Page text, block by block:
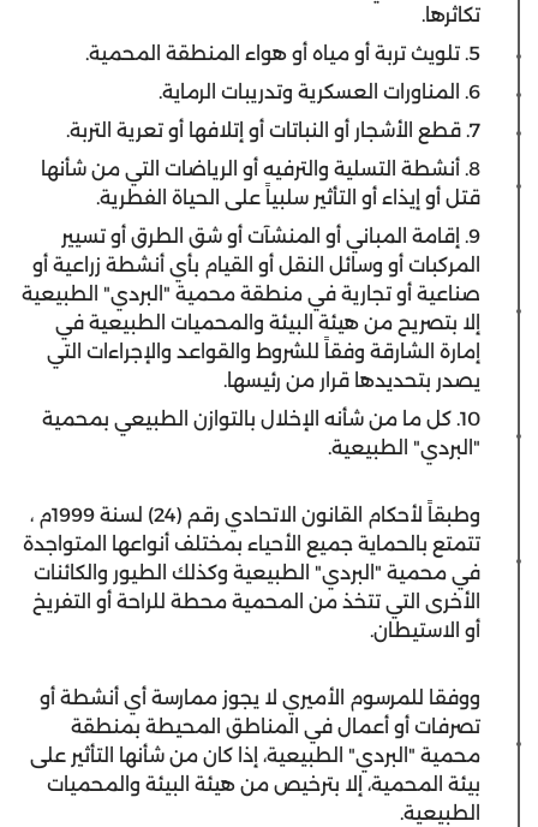
تكاثرها.
5. تلويث تربة أو مياه أو هواء المنطقة المحمية.
6. المناورات العسكرية وتدريبات الرماية.
7. قطع الأشجار أو النباتات أو إتلافها أو تعرية التربة.
8. أنشطة التسلية والترفيه أو الرياضات التي من شأنها
قتل أو إيذاء أو التأثير سلبياً على الحياة الفطرية.
9. إقامة المباني أو المنشآت أو شق الطرق أو تسيير
المركبات أو وسائل النقل أو القيام بأي أنشطة زراعية أو
صناعية أو تجارية في منطقة محمية "البردي" الطبيعية
إلا بتصريح من هيئة البيئة والمحميات الطبيعية في
إمارة الشارقة وفقاً للشروط والقواعد والإجراءات التي
يصدر بتحديدها قرار من رئيسها.
10. كل ما من شأنه الإخلال بالتوازن الطبيعي بمحمية
"البردي" الطبيعية.
وطبقاً لأحكام القانون الاتحادي رقم (24) لسنة 1999م ،
تتمتع بالحماية جميع الأحياء بمختلف أنواعها المتواجدة
في محمية "البردي" الطبيعية وكذلك الطيور والكائنات
الأخرى التي تتخذ من المحمية محطة للراحة أو التفريخ
أو الاستيطان.
ووفقا للمرسوم الأميري لا يجوز ممارسة أي أنشطة أو
تصرفات أو أعمال في المناطق المحيطة بمنطقة
محمية "البردي" الطبيعية، إذا كان من شأنها التأثير على
بيئة المحمية، إلا بترخيص من هيئة البيئة والمحميات
الطبيعية.